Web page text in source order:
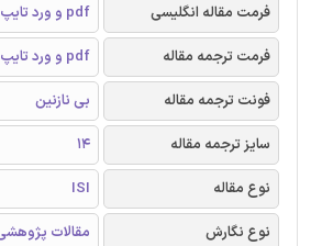
فرمت مقاله انگلیسی
pdf و ورد تایپ شده با قابلیت ویرایش
فرمت ترجمه مقاله
pdf و ورد تایپ شده با قابلیت ویرایش
فونت ترجمه مقاله
بی نازنین
سایز ترجمه مقاله
14
نوع مقاله
ISI
نوع نگارش
مقالات